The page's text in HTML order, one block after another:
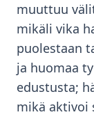
muuttuu
mikäli vika
puolestaan
ja huomaa
edustusta;
mikä aktivoi